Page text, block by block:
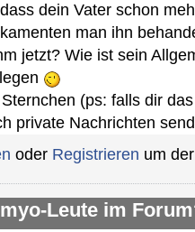
dein Vater schon
man ihn
jetzt? Wie ist sein
(ps: falls dir
private Nachrichten
oder Registrieren um
Leute im